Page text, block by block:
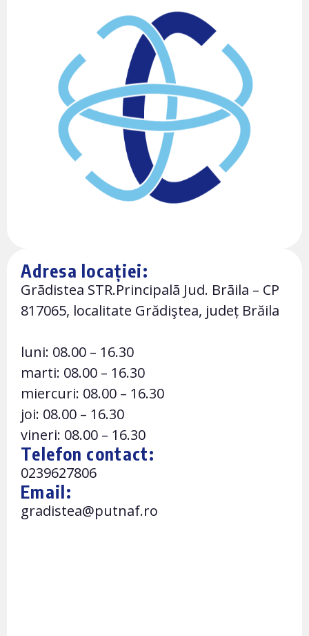
Adresa locației:
Grãdistea STR.Principalã Jud. Brãila – CP
817065, localitate Grădiştea, județ Brăila
luni: 08.00 – 16.30
marti: 08.00 – 16.30
miercuri: 08.00 – 16.30
joi: 08.00 – 16.30
vineri: 08.00 – 16.30
Telefon contact:
0239627806
Email:
gradistea@putnaf.ro